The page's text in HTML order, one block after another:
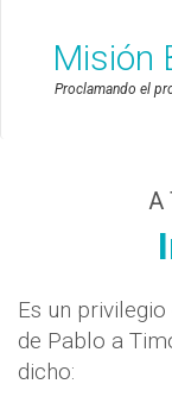
Misión
Proclamando el
A
Es un
de Pablo a
dicho: